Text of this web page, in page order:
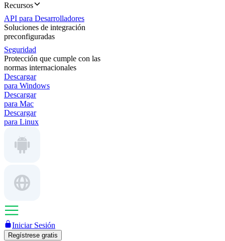
Recursos
API para Desarrolladores
Soluciones de integración
preconfiguradas
Seguridad
Protección que cumple con las
normas internacionales
Descargar
para Windows
Descargar
para Mac
Descargar
para Linux
Iniciar Sesión
Regístrese gratis